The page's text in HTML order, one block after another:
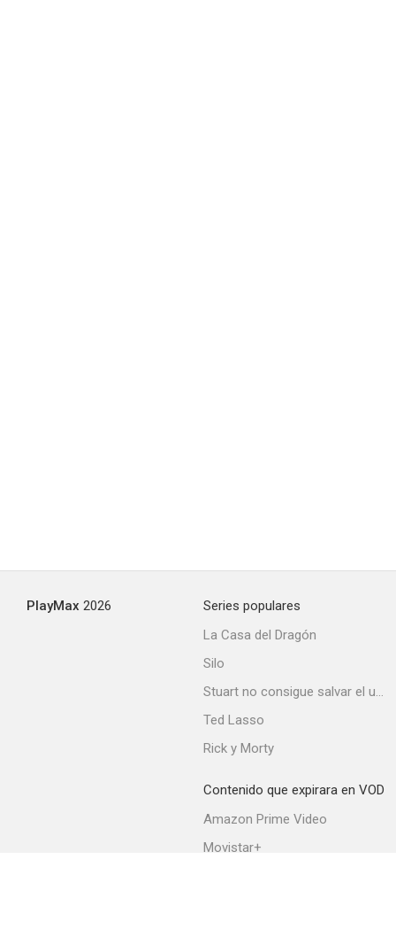
PlayMax 2026
Series populares
La Casa del Dragón
Silo
Stuart no consigue salvar el universo
Ted Lasso
Rick y Morty
Contenido que expirara en VOD
Amazon Prime Video
Movistar+